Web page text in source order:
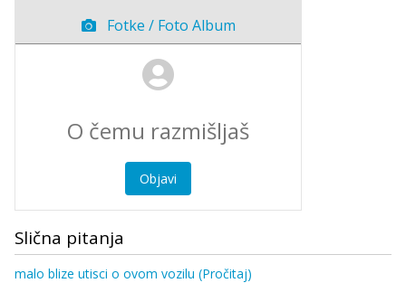
Fotke / Foto Album
Objavi
Slična pitanja
malo blize utisci o ovom vozilu (Pročitaj)